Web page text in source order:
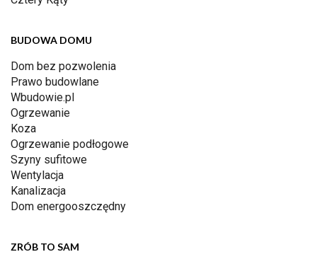
BUDOWA DOMU
Dom bez pozwolenia
Prawo budowlane
Wbudowie.pl
Ogrzewanie
Koza
Ogrzewanie podłogowe
Szyny sufitowe
Wentylacja
Kanalizacja
Dom energooszczędny
ZRÓB TO SAM